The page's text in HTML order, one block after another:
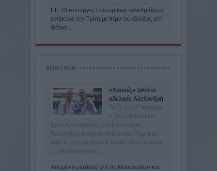
ΕΕ: Οι υπουργοί Εσωτερικών συνεδριάζουν
εκτάκτως την Τρίτη με θέμα τις εξελίξεις στη
Θέουτ...
ΑΘΛΗΤΙΚΑ
«Χρυσές» ξανά οι
αδελφές Αλεξανδρή
Το "2 στα 2" πέτυχαν
οι Αννα-Μαρία και
Ειρήνη Αλεξανδρή, στο Ευρωπαϊκό
Πρωτάθλημα υγρού στίβου του Παρισιού,
καθώς μετά το τεχνικό, κατέκτησαν σήμερα
το χρυσό μετάλλιο...
Ασημένιο μετάλλιο για τις Μουρατίδου και